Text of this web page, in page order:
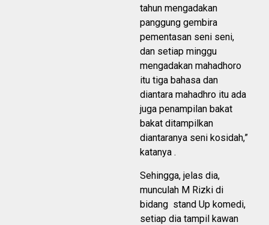
tahun mengadakan
panggung gembira
pementasan seni seni,
dan setiap minggu
mengadakan mahadhoro
itu tiga bahasa dan
diantara mahadhro itu ada
juga penampilan bakat
bakat ditampilkan
diantaranya seni kosidah,”
katanya .
Sehingga, jelas dia,
munculah M Rizki di
bidang stand Up komedi,
setiap dia tampil kawan